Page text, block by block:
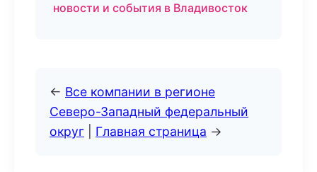
новости и события в Владивосток
← Все компании в регионе
Северо-Западный федеральный
округ
Главная страница →